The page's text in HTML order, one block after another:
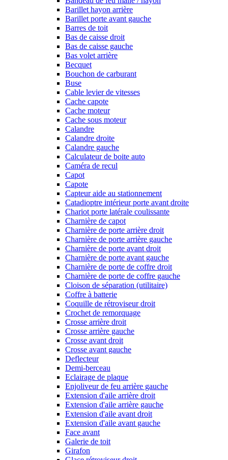
Barillet hayon arrière
Barillet porte avant gauche
Barres de toit
Bas de caisse droit
Bas de caisse gauche
Bas volet arrière
Becquet
Bouchon de carburant
Buse
Cable levier de vitesses
Cache capote
Cache moteur
Cache sous moteur
Calandre
Calandre droite
Calandre gauche
Calculateur de boite auto
Caméra de recul
Capot
Capote
Capteur aide au stationnement
Catadioptre intérieur porte avant droite
Chariot porte latérale coulissante
Charnière de capot
Charnière de porte arrière droit
Charnière de porte arrière gauche
Charnière de porte avant droit
Charnière de porte avant gauche
Charnière de porte de coffre droit
Charnière de porte de coffre gauche
Cloison de séparation (utilitaire)
Coffre à batterie
Coquille de rétroviseur droit
Crochet de remorquage
Crosse arrière droit
Crosse arrière gauche
Crosse avant droit
Crosse avant gauche
Deflecteur
Demi-berceau
Eclairage de plaque
Enjoliveur de feu arrière gauche
Extension d'aile arrière droit
Extension d'aile arrière gauche
Extension d'aile avant droit
Extension d'aile avant gauche
Face avant
Galerie de toit
Girafon